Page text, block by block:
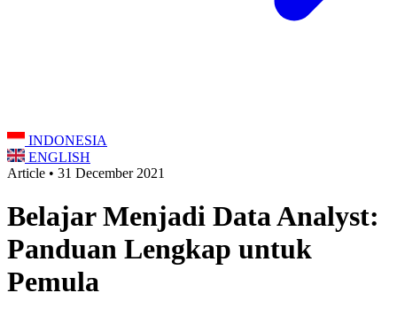
INDONESIA
ENGLISH
Article • 31 December 2021
Belajar Menjadi Data Analyst:
Panduan Lengkap untuk
Pemula